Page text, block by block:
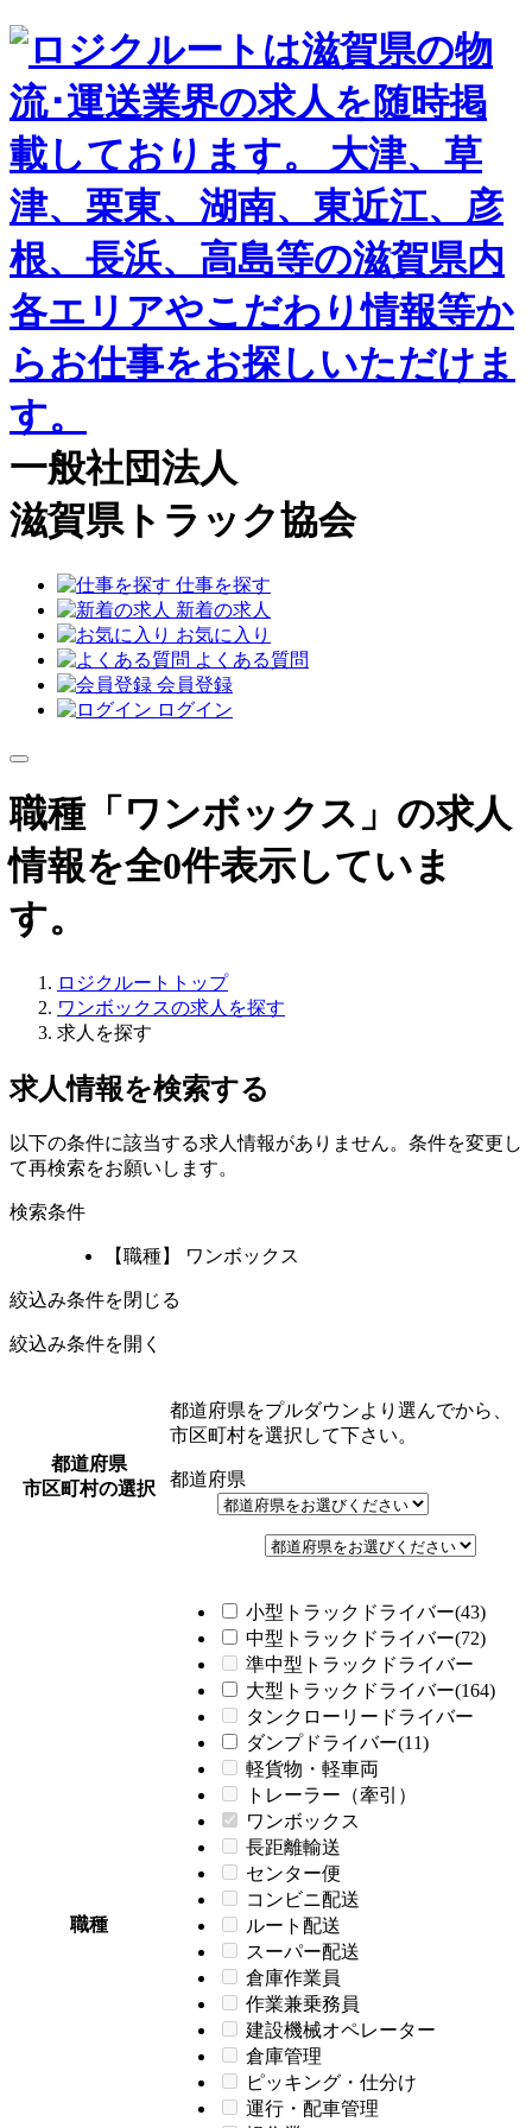
一般社団法人
滋賀県トラック協会
仕事を探す
新着の求人
お気に入り
よくある質問
会員登録
ログイン
職種「ワンボックス」の求人
情報を全0件表示していま
す。
ロジクルートトップ
ワンボックスの求人を探す
求人を探す
求人情報を検索する
以下の条件に該当する求人情報がありません。条件を変更し
て再検索をお願いします。
検索条件
【職種】 ワンボックス
絞込み条件を閉じる
絞込み条件を開く
都道府県
市区町村の選択
都道府県をプルダウンより選んでから、
市区町村を選択して下さい。
都道府県
職種
小型トラックドライバー(43)
中型トラックドライバー(72)
準中型トラックドライバー
大型トラックドライバー(164)
タンクローリードライバー
ダンプドライバー(11)
軽貨物・軽車両
トレーラー（牽引）
ワンボックス
長距離輸送
センター便
コンビニ配送
ルート配送
スーパー配送
倉庫作業員
作業兼乗務員
建設機械オペレーター
倉庫管理
ピッキング・仕分け
運行・配車管理